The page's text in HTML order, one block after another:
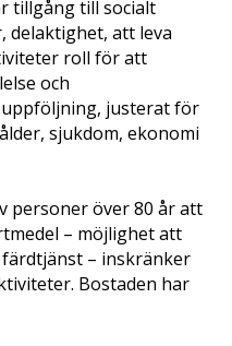
tillgång till socialt
delaktighet, att leva
roll för att
och
justerat för
sjukdom, ekonomi
personer över 80 år att
– möjlighet att
färdtjänst – inskränker
Bostaden har